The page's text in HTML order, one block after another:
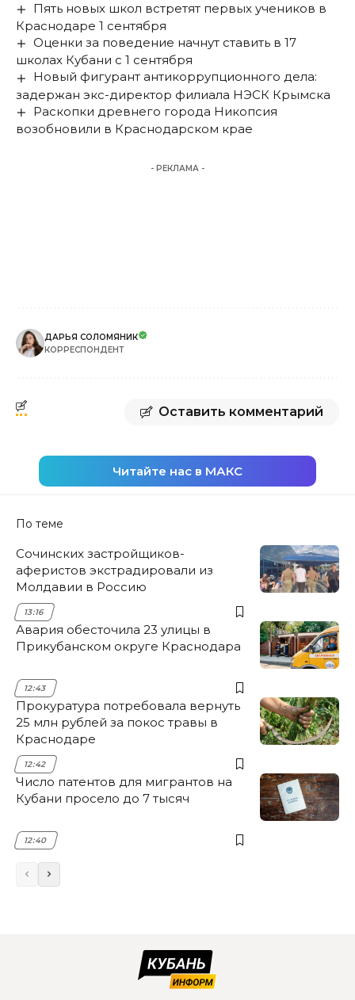
Пять новых школ встретят первых учеников в
Краснодаре 1 сентября
Оценки за поведение начнут ставить в 17
школах Кубани с 1 сентября
Новый фигурант антикоррупционного дела:
задержан экс-директор филиала НЭСК Крымска
Раскопки древнего города Никопсия
возобновили в Краснодарском крае
- РЕКЛАМА -
ДАРЬЯ СОЛОМЯНИК
КОРРЕСПОНДЕНТ
Оставить комментарий
Читайте нас в МАКС
По теме
Сочинских застройщиков-
аферистов экстрадировали из
Молдавии в Россию
13:16
Авария обесточила 23 улицы в
Прикубанском округе Краснодара
12:43
Прокуратура потребовала вернуть
25 млн рублей за покос травы в
Краснодаре
12:42
Число патентов для мигрантов на
Кубани просело до 7 тысяч
12:40